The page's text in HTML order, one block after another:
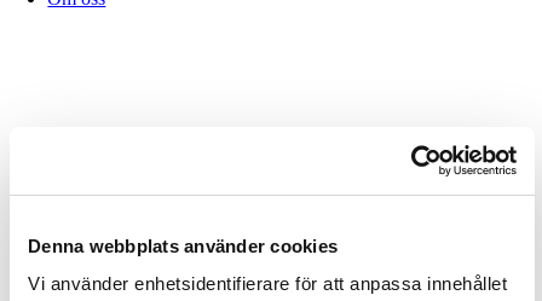
Denna webbplats använder cookies
Vi använder enhetsidentifierare för att anpassa innehållet
Föregående